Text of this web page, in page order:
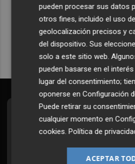
Plaza Podcast en
Quiero
Suscríbete al
Todos los días a primera
¡Quiero
pueden procesar sus datos
otros fines, incluido el uso
geolocalización precisos y
del dispositivo. Sus
solo a este sitio web.
pueden basarse en el
lugar del consentimiento;
oponerse enConfiguración
Puede retirar su
cualquier momento en
cookies.Política de
ACEPTAR